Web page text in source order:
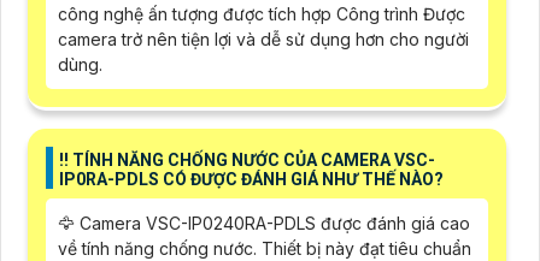
công nghệ ấn tượng được tích hợp Công trình Được
camera trở nên tiện lợi và dễ sử dụng hơn cho người
dùng.
‼️ TÍNH NĂNG CHỐNG NƯỚC CỦA CAMERA VSC-
IP0RA-PDLS CÓ ĐƯỢC ĐÁNH GIÁ NHƯ THẾ NÀO?
🦅 Camera VSC-IP0240RA-PDLS được đánh giá cao
về tính năng chống nước. Thiết bị này đạt tiêu chuẩn